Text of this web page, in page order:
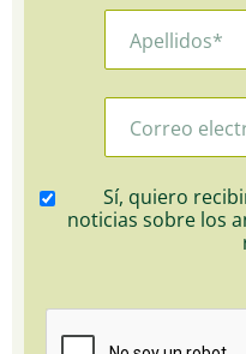
Sí, quiero
noticias sobre los